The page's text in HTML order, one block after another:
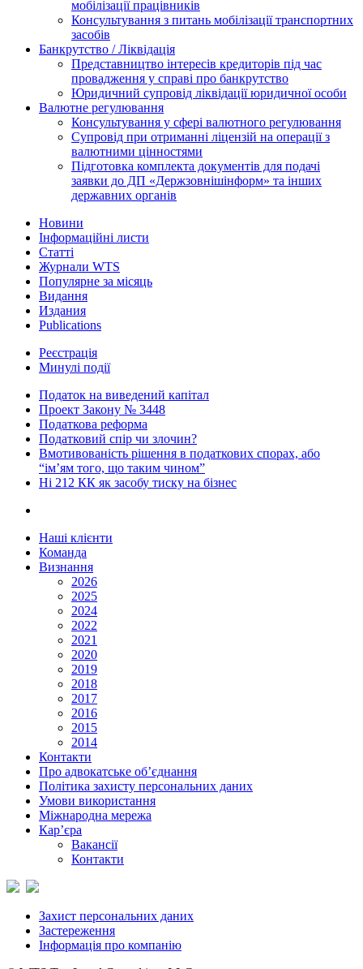
мобілізації працівників
Консультування з питань мобілізації транспортних
засобів
Банкрутство / Ліквідація
Представництво інтересів кредиторів під час
провадження у справі про банкрутство
Юридичний супровід ліквідації юридичної особи
Валютне регулювання
Консультування у сфері валютного регулювання
Супровід при отриманні ліцензій на операції з
валютними цінностями
Підготовка комплекта документів для подачі
заявки до ДП «Держзовнішінформ» та інших
державних органів
Новини
Інформаційні листи
Статті
Журнали WTS
Популярне за місяць
Видання
Издания
Publications
Реєстрація
Минулі події
Податок на виведений капітал
Проект Закону № 3448
Податкова реформа
Податковий спір чи злочин?
Вмотивованість рішення в податкових спорах, або
“ім’ям того, що таким чином”
Ні 212 КК як засобу тиску на бізнес
Наші клієнти
Команда
Визнання
2026
2025
2024
2022
2021
2020
2019
2018
2017
2016
2015
2014
Контакти
Про адвокатське об’єднання
Політика захисту персональних даних
Умови використання
Міжнародна мережа
Кар’єра
Вакансії
Контакти
Захист персональних даних
Застереження
Інформація про компанію